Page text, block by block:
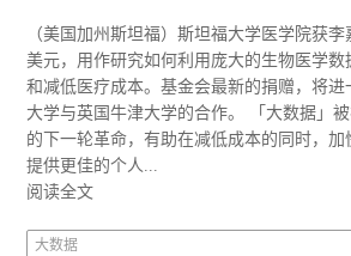
（美国加州斯坦福）斯坦福大学医学院获
美元，用作研究如何利用庞大的生物医学
和减低医疗成本。基金会最新的捐赠，将进
大学与英国牛津大学的合作。 「大数据」
的下一轮革命，有助在减低成本的同时，加
提供更佳的个人...
阅读全文
大数据